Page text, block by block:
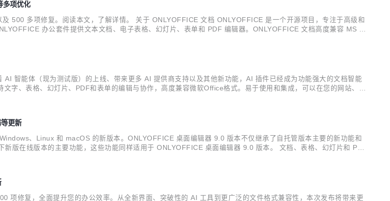
多项优化
500 多项修复。阅读本文，了解详情。 关于 ONLYOFFICE 文档 ONLYOFFICE 是一个开源项目，专注于高级和
办公套件提供文本文档、电子表格、幻灯片、表单和 PDF 编辑器。ONLYOFFICE 文档高度兼容 MS O
智能体（现为测试版）的上线、带来更多 AI 提供商支持以及其他新功能，AI 插件已经成为功能强大的文档智能
字、表格、幻灯片、PDF和表单的编辑与协作，高度兼容微软Office格式。易于使用和集成，可以在您的网站、平
更新
、Linux 和 macOS 的新版本。ONLYOFFICE 桌面编辑器 9.0 版本不仅继承了自托管版本主要的新功能和
版在线版本的主要功能，这些功能同样适用于 ONLYOFFICE 桌面编辑器 9.0 版本。 文档、表格、幻灯片和 PD
项修复，全面提升您的办公效率。从全新界面、突破性的 AI 工具到更广泛的文件格式兼容性，本次发布将带来更